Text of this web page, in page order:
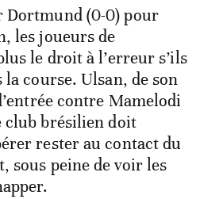
Dortmund (0-0) pour
les joueurs de
le droit à l’erreur s’ils
course. Ulsan, de son
contre Mamelodi
club brésilien doit
rester au contact du
sous peine de voir les